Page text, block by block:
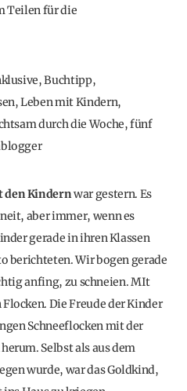
Teilen für die
den Kindernwar gestern. Es
aber immer, wenn es
gerade in ihren Klassen
berichteten. Wir bogen gerade
anfing, zu schneien. MIt
Die Freude der Kinder
Schneeflocken mit der
Selbst als aus dem
wurde, war das Goldkind,